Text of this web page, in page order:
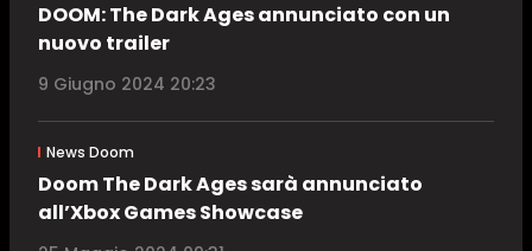
DOOM: The Dark Ages annunciato con un
nuovo trailer
9 Giugno 2024 20:23
News Doom
Doom The Dark Ages sarà annunciato
all’Xbox Games Showcase